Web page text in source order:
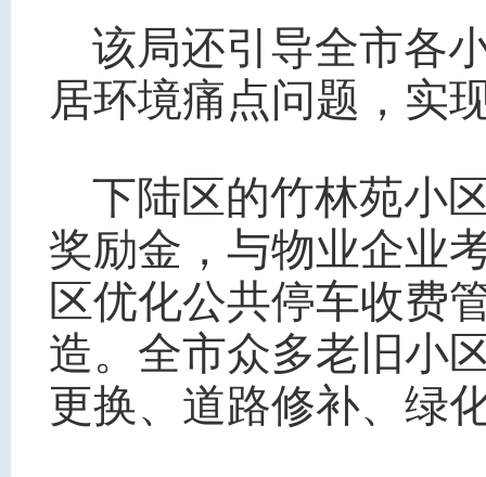
该局还引导全市各
居环境痛点问题，实
下陆区的竹林苑小
奖励金，与物业企业
区优化公共停车收费
造。全市众多老旧小
更换、道路修补、绿